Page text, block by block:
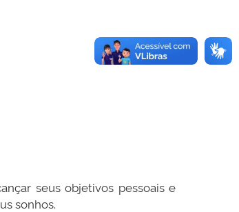
seus objetivos pessoais e
sonhos.